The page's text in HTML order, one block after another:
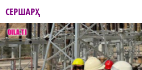
СЕРШАРҲ